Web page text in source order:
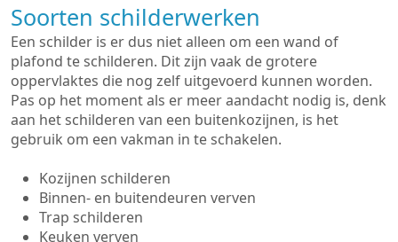
Soorten schilderwerken
Een schilder is er dus niet alleen om een wand of
plafond te schilderen. Dit zijn vaak de grotere
oppervlaktes die nog zelf uitgevoerd kunnen worden.
Pas op het moment als er meer aandacht nodig is, denk
aan het schilderen van een buitenkozijnen, is het
gebruik om een vakman in te schakelen.
Kozijnen schilderen
Binnen- en buitendeuren verven
Trap schilderen
Keuken verven